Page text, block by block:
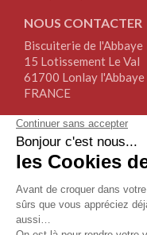
NOUS CONTACTER
Biscuiterie de l'Abbaye
15 Lotissement Le Val
61700 Lonlay l'Abbaye
FRANCE
Tél.+33(0)2.33.30.64.64
Fax+33(0)2.76.34.17.67
NOUS SUIVRE